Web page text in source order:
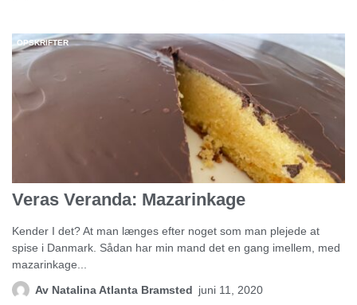
OPSKRIFTER
Veras Veranda: Mazarinkage
Kender I det? At man længes efter noget som man plejede at
spise i Danmark. Sådan har min mand det en gang imellem, med
mazarinkage...
Av Natalina Atlanta Bramsted juni 11, 2020